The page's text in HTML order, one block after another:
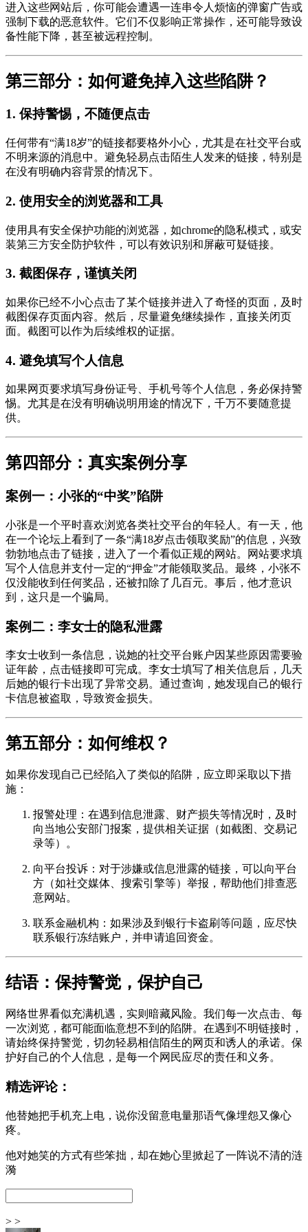
进入这些网站后，你可能会遭遇一连串令人烦恼的弹窗广告或
强制下载的恶意软件。它们不仅影响正常操作，还可能导致设
备性能下降，甚至被远程控制。
第三部分：如何避免掉入这些陷阱？
1. 保持警惕，不随便点击
任何带有“满18岁”的链接都要格外小心，尤其是在社交平台或
不明来源的消息中。避免轻易点击陌生人发来的链接，特别是
在没有明确内容背景的情况下。
2. 使用安全的浏览器和工具
使用具有安全保护功能的浏览器，如chrome的隐私模式，或安
装第三方安全防护软件，可以有效识别和屏蔽可疑链接。
3. 截图保存，谨慎关闭
如果你已经不小心点击了某个链接并进入了奇怪的页面，及时
截图保存页面内容。然后，尽量避免继续操作，直接关闭页
面。截图可以作为后续维权的证据。
4. 避免填写个人信息
如果网页要求填写身份证号、手机号等个人信息，务必保持警
惕。尤其是在没有明确说明用途的情况下，千万不要随意提
供。
第四部分：真实案例分享
案例一：小张的“中奖”陷阱
小张是一个平时喜欢浏览各类社交平台的年轻人。有一天，他
在一个论坛上看到了一条“满18岁点击领取奖励”的信息，兴致
勃勃地点击了链接，进入了一个看似正规的网站。网站要求填
写个人信息并支付一定的“押金”才能领取奖品。最终，小张不
仅没能收到任何奖品，还被扣除了几百元。事后，他才意识
到，这只是一个骗局。
案例二：李女士的隐私泄露
李女士收到一条信息，说她的社交平台账户因某些原因需要验
证年龄，点击链接即可完成。李女士填写了相关信息后，几天
后她的银行卡出现了异常交易。通过查询，她发现自己的银行
卡信息被盗取，导致资金损失。
第五部分：如何维权？
如果你发现自己已经陷入了类似的陷阱，应立即采取以下措
施：
报警处理：在遇到信息泄露、财产损失等情况时，及时
向当地公安部门报案，提供相关证据（如截图、交易记
录等）。
向平台投诉：对于涉嫌或信息泄露的链接，可以向平台
方（如社交媒体、搜索引擎等）举报，帮助他们排查恶
意网站。
联系金融机构：如果涉及到银行卡盗刷等问题，应尽快
联系银行冻结账户，并申请追回资金。
结语：保持警觉，保护自己
网络世界看似充满机遇，实则暗藏风险。我们每一次点击、每
一次浏览，都可能面临意想不到的陷阱。在遇到不明链接时，
请始终保持警觉，切勿轻易相信陌生的网页和诱人的承诺。保
护好自己的个人信息，是每一个网民应尽的责任和义务。
精选评论：
他替她把手机充上电，说你没留意电量那语气像埋怨又像心
疼。
他对她笑的方式有些笨拙，却在她心里掀起了一阵说不清的涟
漪
> >